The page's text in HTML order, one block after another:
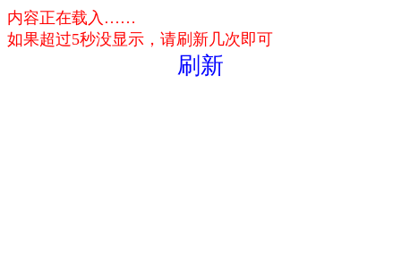
内容正在载入……
如果超过5秒没显示，请刷新几次即可
刷新